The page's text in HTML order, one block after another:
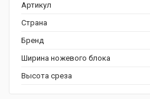
Артикул
Страна
Бренд
Ширина ножевого блока
Высота среза